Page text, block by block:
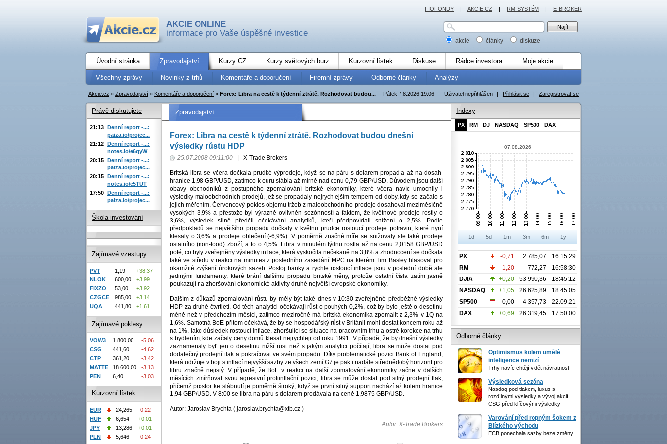
AKCIE ONLINE
informace pro Vaše úspěšné investice
akcie články diskuze
Úvodní stránka Zpravodajství Kurzy CZ Kurzy světových burz Kurzovní lístek Diskuse Rádce investora Moje akcie
Všechny zprávy Novinky z trhů Komentáře a doporučení Firemní zprávy Odborné články Analýzy
Uživatel nepřihlášen | Přihlásit se | Zaregistrovat se
Pátek 7.8.2026 19:06
Akcie.cz » Zpravodajství » Komentáře a doporučení » Forex: Libra na cestě k týdenní ztrátě. Rozhodovat budou...
Zpravodajství
Forex: Libra na cestě k týdenní ztrátě. Rozhodovat budou dnešní
výsledky růstu HDP
25.07.2008 09:11:00 X-Trade Brokers
Britská libra se včera dočkala prudké výprodeje, když se na páru s dolarem propadla až na dosah
hranice 1,98 GBP/USD, zatímco k euru slábla až mírně nad cenu 0,79 GBP/USD. Důvodem jsou další
obavy obchodníků z postupného zpomalování britské ekonomiky, které včera navíc umocnily i
výsledky maloobchodních prodejů, jež se propadaly nejrychlejším tempem od doby, kdy se začalo s
jejich měřením. Červencový pokles objemu tržeb z maloobchodního prodeje dosahoval meziměsíčně
vysokých 3,9% a přestože byl výrazně ovlivněn sezónností a faktem, že květnové prodeje rostly o
3,6%, výsledek silně předčil očekávání analytiků, kteří předpovídali snížení o 2,5%. Podle
předpokladů se největšího propadu dočkaly v květnu prudce rostoucí prodeje potravin, které nyní
klesaly o 3,6% a prodeje oblečení (-6,9%). V poměrně značné míře se snižovaly ale také prodeje
ostatního (non-food) zboží, a to o 4,5%. Libra v minulém týdnu rostla až na cenu 2,0158 GBP/USD
poté, co byly zveřejněny výsledky inflace, která vyskočila nečekaně na 3,8% a zhodnocení se dočkala
také ve středu v reakci na minutes z posledního zasedání MPC na kterém Tim Basley hlasoval pro
okamžité zvýšení úrokových sazeb. Postoj banky a rychle rostoucí inflace jsou v poslední době ale
jedinými fundamenty, které brání dalšímu propadu britské měny, protože ostatní čísla zatím jasně
poukazují na zhoršování ekonomické aktivity druhé největší evropské ekonomiky.
Dalším z důkazů zpomalování růstu by měly být také dnes v 10:30 zveřejněné předběžné výsledky
HDP za druhé čtvrtletí. Od těch analytici očekávají růst o pouhých 0,2%, což by bylo ještě o desetinu
méně než v předchozím měsíci, zatímco meziročně má britská ekonomika zpomalit z 2,3% v 1Q na
1,6%. Samotná BoE přitom očekává, že by se hospodářský růst v Británii mohl dostat koncem roku až
na 1%, jako důsledek rostoucí inflace, zhoršující se situace na pracovním trhu a ostré korekce na trhu
s bydlením, kde začaly ceny domů klesat nejrychleji od roku 1991. V případě, že by dnešní výsledky
zaznamenaly byť jen o desetinu nižší růst než s jakým analytici počítají, libra se může dostat pod
dodatečný prodejní tlak a pokračovat ve svém propadu. Díky problematické pozici Bank of England,
která udržuje v boji s inflací nejvyšší sazby ze všech zemí G7 je pak i nadále střednědobý horizont pro
libru značně nejistý. V případě, že BoE v reakci na další zpomalování ekonomiky začne v dalších
měsících zmírňovat svou agresivní protiinflační pozici, libra se může dostat pod silný prodejní tlak,
přičemž prostor ke slábnutí je poměrně široký, když se první silný support nachází až kolem hranice
1,94 GBP/USD. V 8:00 se libra na páru s dolarem prodávala na ceně 1,9875 GBP/USD.
Autor: Jaroslav Brychta ( jaroslav.brychta@xtb.cz )
Autor: X-Trade Brokers
Právě diskutujete
21:13 Denní report -...:
paiza.io/projec...
21:12 Denní report -...:
notes.io/e6qyW
20:15 Denní report -...:
paiza.io/projec...
20:15 Denní report -...:
notes.io/e5TUT
17:50 Denní report -...:
paiza.io/projec...
Škola investování
Zajímavé vzestupy
PVT 1,19
+38,37
NLOK
600,00
+3,99
FIXZO
53,00
+3,92
CZGCE
985,00
+3,14
UQA
441,80 +1,61
Zajímavé poklesy
VOW3 1 800,00
-5,06
CSG
441,60
-4,62
CTP
361,20
-3,42
MATTE
18 600,00
-3,13
PEN
6,40 -3,03
Kurzovní lístek
EUR 24,265
-0,22
HUF
6,654
+0,01
JPY
13,286
+0,01
PLN
5,646
-0,24
Indexy
PX RM DJ NASDAQ SP500 DAX
07.08.2026
1d 5d 1m 3m 6m 1y
PX -0,71 2 785,07
16:15:29
RM
-1,20 772,27
16:58:30
DJIA
+0,20 53 990,36
18:45:12
NASDAQ
+1,05 26 625,89
18:45:05
SP500
0,00 4 357,73
22.09.21
DAX
+0,69 26 319,45 17:50:00
Odborné články
Optimismus kolem umělé
inteligence nemizí
Trhy navíc chtějí vidět návratnost
Výsledková sezóna
Nasdaq pod tlakem, luxus s
rozdílnými výsledky a vývoj akcií
CSG před klíčovými výsledky
Varování před ropným šokem z
Blízkého východu
ECB ponechala sazby beze změny
FIOFONDY | AKCIE.CZ | RM-SYSTÉM | E-BROKER